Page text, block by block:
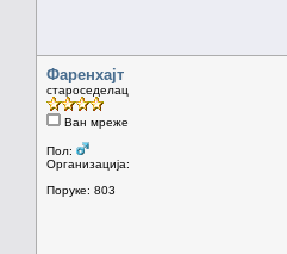
Фаренхајт
староседелац
Ван мреже
Пол:
Организација:
Поруке: 803